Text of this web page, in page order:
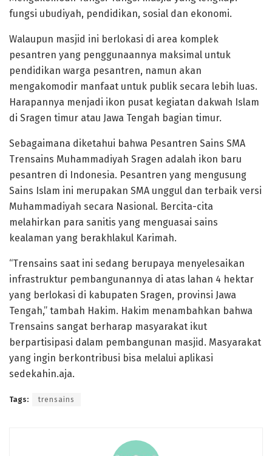
fungsi ubudiyah, pendidikan, sosial dan ekonomi.
Walaupun masjid ini berlokasi di area komplek
pesantren yang penggunaannya maksimal untuk
pendidikan warga pesantren, namun akan
mengakomodir manfaat untuk publik secara lebih luas.
Harapannya menjadi ikon pusat kegiatan dakwah Islam
di Sragen timur atau Jawa Tengah bagian timur.
Sebagaimana diketahui bahwa Pesantren Sains SMA
Trensains Muhammadiyah Sragen adalah ikon baru
pesantren di Indonesia. Pesantren yang mengusung
Sains Islam ini merupakan SMA unggul dan terbaik versi
Muhammadiyah secara Nasional. Bercita-cita
melahirkan para sanitis yang menguasai sains
kealaman yang berakhlakul Karimah.
“Trensains saat ini sedang berupaya menyelesaikan
infrastruktur pembangunannya di atas lahan 4 hektar
yang berlokasi di kabupaten Sragen, provinsi Jawa
Tengah,” tambah Hakim. Hakim menambahkan bahwa
Trensains sangat berharap masyarakat ikut
berpartisipasi dalam pembangunan masjid. Masyarakat
yang ingin berkontribusi bisa melalui aplikasi
sedekahin.aja.
Tags: trensains